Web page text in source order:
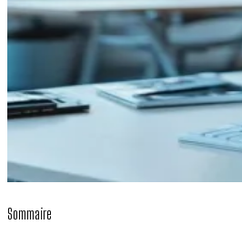
Sommaire